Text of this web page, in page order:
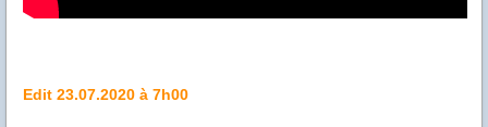
Edit 23.07.2020 à 7h00